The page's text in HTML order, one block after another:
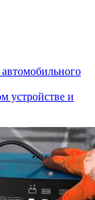
автомобильного
устройстве и